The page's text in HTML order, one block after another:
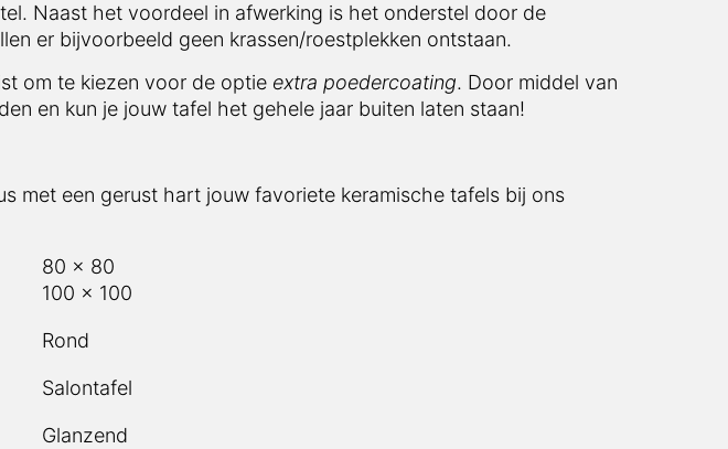
Naast het voordeel in afwerking is het onderstel door de
er bijvoorbeeld geen krassen/roestplekken ontstaan.
om te kiezen voor de optie extra poedercoating. Door middel van
en kun je jouw tafel het gehele jaar buiten laten staan!
met een gerust hart jouw favoriete keramische tafels bij ons
80 x 80
100 x 100
Rond
Salontafel
Glanzend